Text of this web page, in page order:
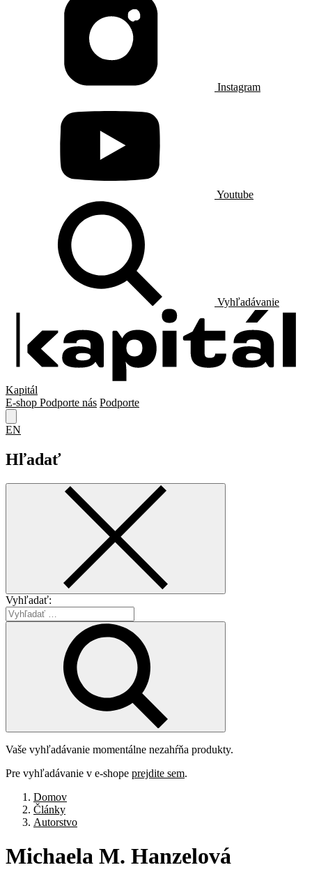
Instagram
Youtube
Vyhľadávanie
Kapitál
E-shop Podporte nás Podporte
EN
Hľadať
Vyhľadať:
Vaše vyhľadávanie momentálne nezahŕňa produkty.
Pre vyhľadávanie v e-shope prejdite sem.
Domov
Články
Autorstvo
Michaela M. Hanzelová